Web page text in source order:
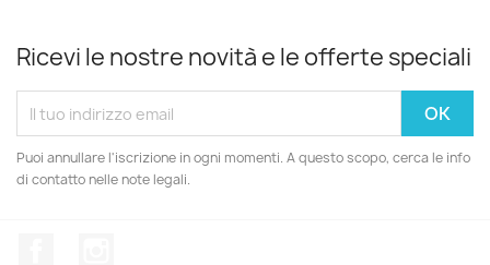
Ricevi le nostre novità e le offerte speciali
Puoi annullare l'iscrizione in ogni momenti. A questo scopo, cerca le info
di contatto nelle note legali.